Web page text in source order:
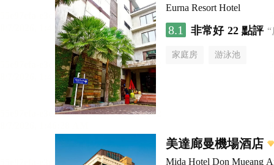
Eurna Resort Hotel
8.1 非常好 22 點評
家庭房 游泳池
美達廊曼機場酒店
Mida Hotel Don Mueang